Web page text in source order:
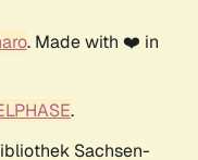
. Made with ❤️ in
.
Sachsen-